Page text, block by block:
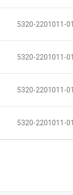
5320-2201011-01
5320-2201011-01
5320-2201011-01
5320-2201011-01